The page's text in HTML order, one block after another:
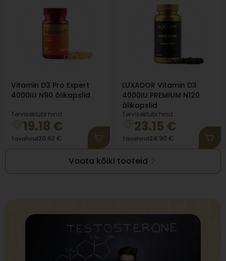
Vitamin D3 Pro Expert
4000IU N90 õlikapslid
Terviseklubi hind:
19.18 €
Tavahind20.62 €
LUXADOR Vitamin D3
4000IU PREMIUM N120
õlikapslid
Terviseklubi hind:
23.15 €
Tavahind24.90 €
Vaata kõiki tooteid